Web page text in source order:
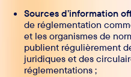
Sources d’information
de réglementation
et les organismes de
publient régulièrement
juridiques et des
réglementations ;